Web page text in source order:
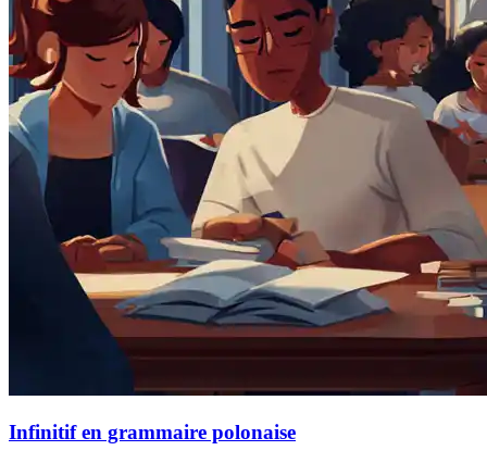
Infinitif en grammaire polonaise